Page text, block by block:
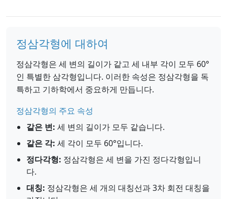
정삼각형에 대하여
정삼각형은 세 변의 길이가 같고 세 내부 각이 모두 60°
인 특별한 삼각형입니다. 이러한 속성은 정삼각형을 독
특하고 기하학에서 중요하게 만듭니다.
정삼각형의 주요 속성
같은 변: 세 변의 길이가 모두 같습니다.
같은 각: 세 각이 모두 60°입니다.
정다각형: 정삼각형은 세 변을 가진 정다각형입니
다.
대칭: 정삼각형은 세 개의 대칭선과 3차 회전 대칭을